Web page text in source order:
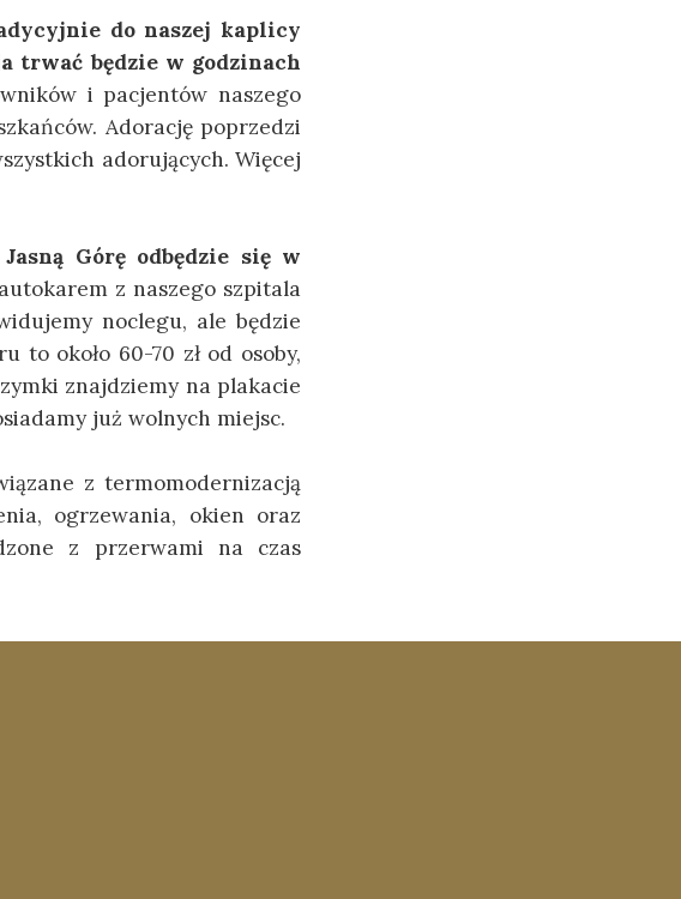
do naszej kaplicy
trwać będzie w godzinach
i pacjentów naszego
Adorację poprzedzi
adorujących. Więcej
Górę odbędzie się w
z naszego szpitala
noclegu, ale będzie
to około 60-70 zł od osoby,
znajdziemy na plakacie
już wolnych miejsc.
z termomodernizacją
ogrzewania, okien oraz
z przerwami na czas